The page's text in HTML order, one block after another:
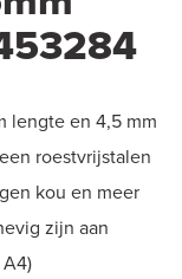
lengte en 4,5 mm
roestvrijstalen
kou en meer
zijn aan